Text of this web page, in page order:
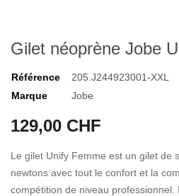
Gilet néoprène Jobe
Référence
205.J244923001-XXL
Marque
Jobe
129,00 CHF
Le gilet Unify Femme est un gilet de
newtons avec tout le confort et la
compétition de niveau professionnel.